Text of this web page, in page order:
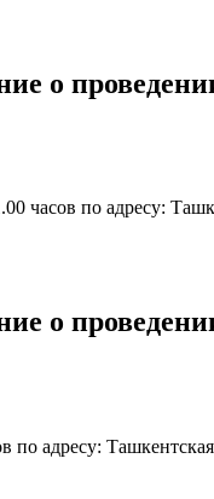
о
часов по адресу:
о
адресу: